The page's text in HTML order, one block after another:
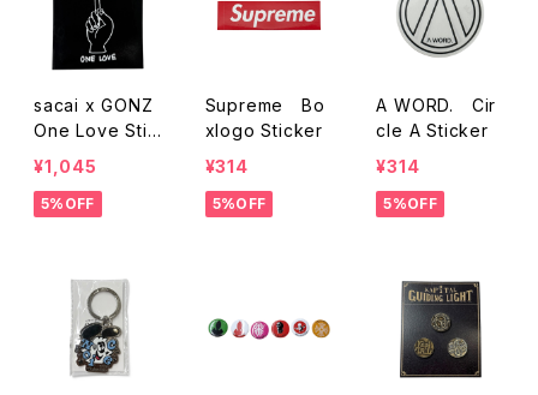
sacai x GONZ
One Love Stic
ker
¥1,045
5%OFF
Supreme Bo
xlogo Sticker
¥314
5%OFF
A WORD. Cir
cle A Sticker
¥314
5%OFF